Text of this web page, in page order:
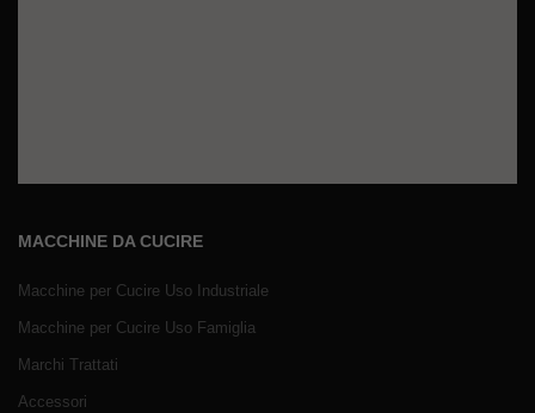
MACCHINE DA CUCIRE
Macchine per Cucire Uso Industriale
Macchine per Cucire Uso Famiglia
Marchi Trattati
Accessori